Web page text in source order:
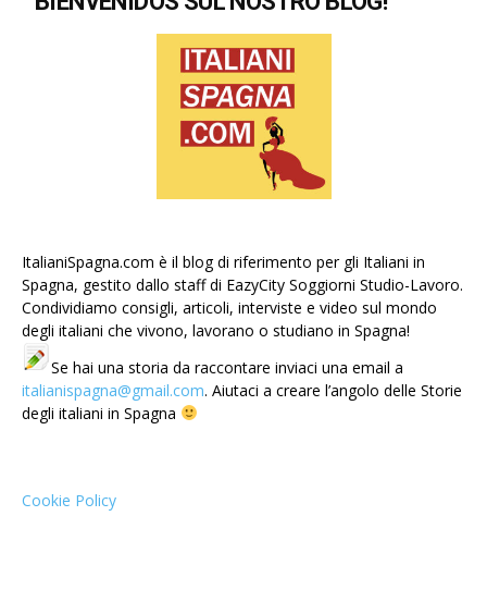
ItalianiSpagna.com è il blog di riferimento per gli Italiani in
Spagna, gestito dallo staff di EazyCity Soggiorni Studio-Lavoro.
Condividiamo consigli, articoli, interviste e video sul mondo
degli italiani che vivono, lavorano o studiano in Spagna!
Se hai una storia da raccontare inviaci una email a
italianispagna@gmail.com. Aiutaci a creare l’angolo delle Storie
degli italiani in Spagna
Cookie Policy